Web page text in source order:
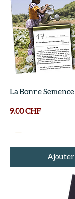
La Bonne
Prix
9.00 CHF
Ajouter